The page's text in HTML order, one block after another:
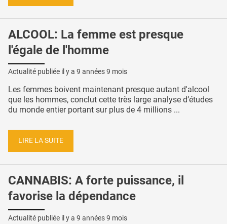
ALCOOL: La femme est presque
l'égale de l'homme
Actualité publiée il y a 9 années 9 mois
Les femmes boivent maintenant presque autant d'alcool
que les hommes, conclut cette très large analyse d’études
du monde entier portant sur plus de 4 millions ...
LIRE LA SUITE
CANNABIS: A forte puissance, il
favorise la dépendance
Actualité publiée il y a 9 années 9 mois